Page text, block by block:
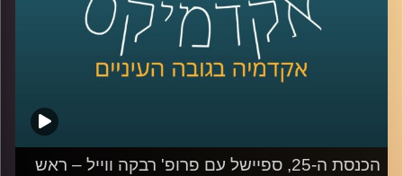
הכנסת ה-25, ספיישל עם פרופ' רבקה ווייל – ראש